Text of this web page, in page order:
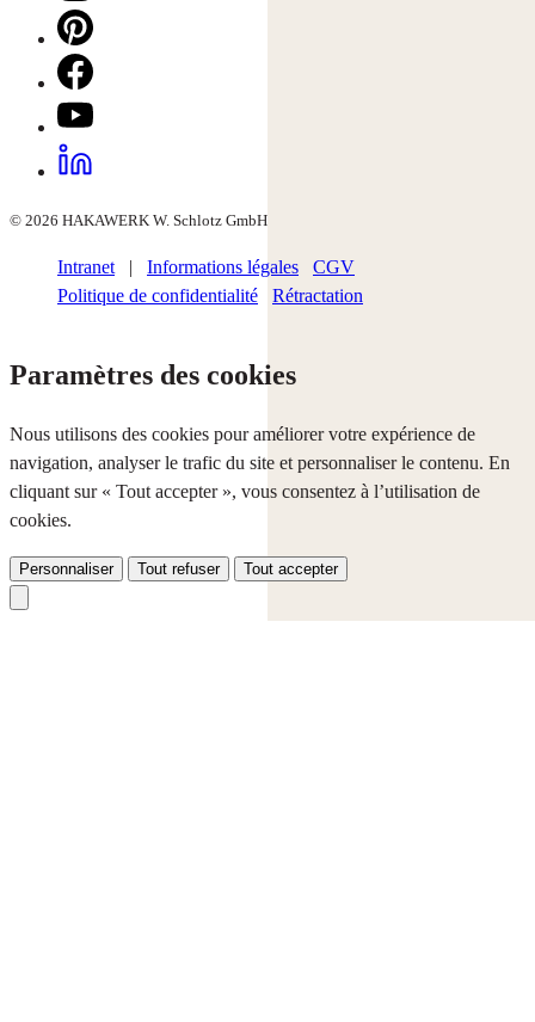
© 2026 HAKAWERK W. Schlotz GmbH
Intranet | Informations légales
CGV
Politique de confidentialité
Rétractation
Paramètres des cookies
Nous utilisons des cookies pour améliorer votre expérience de
navigation, analyser le trafic du site et personnaliser le contenu. En
cliquant sur « Tout accepter », vous consentez à l’utilisation de
cookies.
Personnaliser Tout refuser Tout accepter